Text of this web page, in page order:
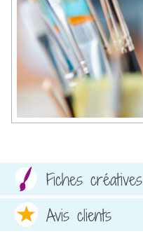
Fiches créatives
Avis clients